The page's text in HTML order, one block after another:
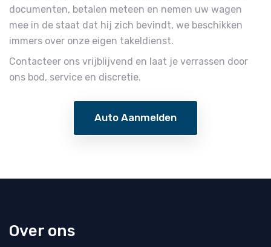
documenten, betalen meteen en nemen uw wagen
mee in de staat dat hij zich bevindt, we beschikken
immers over onze eigen takeldienst.
Contacteer ons vrijblijvend en laat je verrassen door
ons bod, service en discretie.
Auto Aanmelden
Over ons